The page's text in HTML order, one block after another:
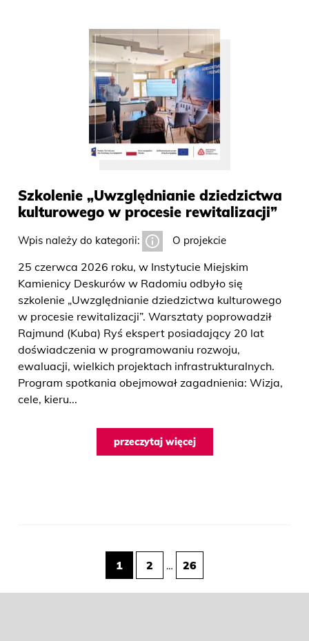
Szkolenie „Uwzględnianie dziedzictwa
kulturowego w procesie rewitalizacji”
Wpis należy do kategorii: O projekcie
25 czerwca 2026 roku, w Instytucie Miejskim
Kamienicy Deskurów w Radomiu odbyło się
szkolenie „Uwzględnianie dziedzictwa kulturowego
w procesie rewitalizacji”. Warsztaty poprowadził
Rajmund (Kuba) Ryś ekspert posiadający 20 lat
doświadczenia w programowaniu rozwoju,
ewaluacji, wielkich projektach infrastrukturalnych.
Program spotkania obejmował zagadnienia: Wizja,
cele, kieru...
przeczytaj więcej
Stronicowanie
wpisów
1 2 … 26